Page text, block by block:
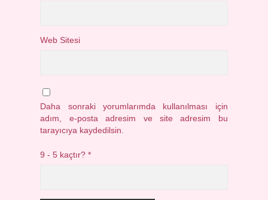
Web Sitesi
Daha sonraki yorumlarımda kullanılması için
adım, e-posta adresim ve site adresim bu
tarayıcıya kaydedilsin.
9 - 5 kaçtır?*